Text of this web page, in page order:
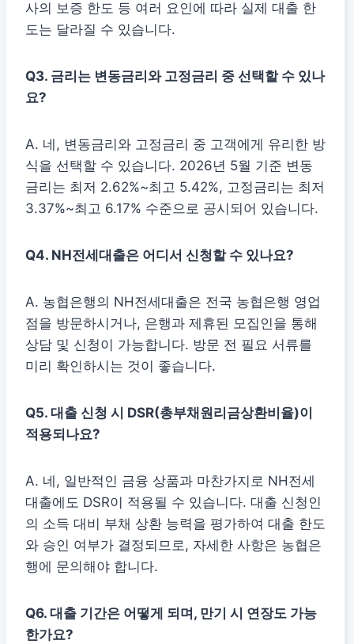
사의 보증 한도 등 여러 요인에 따라 실제 대출 한
도는 달라질 수 있습니다.
Q3. 금리는 변동금리와 고정금리 중 선택할 수 있나
요?
A. 네, 변동금리와 고정금리 중 고객에게 유리한 방
식을 선택할 수 있습니다. 2026년 5월 기준 변동
금리는 최저 2.62%~최고 5.42%, 고정금리는 최저
3.37%~최고 6.17% 수준으로 공시되어 있습니다.
Q4. NH전세대출은 어디서 신청할 수 있나요?
A. 농협은행의 NH전세대출은 전국 농협은행 영업
점을 방문하시거나, 은행과 제휴된 모집인을 통해
상담 및 신청이 가능합니다. 방문 전 필요 서류를
미리 확인하시는 것이 좋습니다.
Q5. 대출 신청 시 DSR(총부채원리금상환비율)이
적용되나요?
A. 네, 일반적인 금융 상품과 마찬가지로 NH전세
대출에도 DSR이 적용될 수 있습니다. 대출 신청인
의 소득 대비 부채 상환 능력을 평가하여 대출 한도
와 승인 여부가 결정되므로, 자세한 사항은 농협은
행에 문의해야 합니다.
Q6. 대출 기간은 어떻게 되며, 만기 시 연장도 가능
한가요?